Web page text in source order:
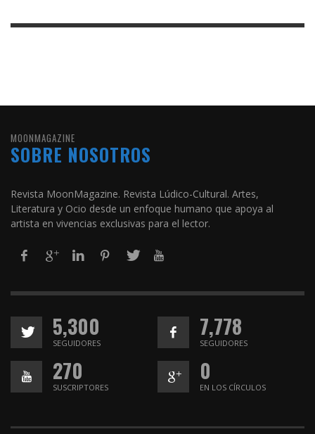
MOONMAGAZINE
SOBRE NOSOTROS
Revista MoonMagazine. Revista Lúdico-Cultural. Artes,
Literatura y Ocio desde un enfoque humano que apoya al
artista en vivencias exclusivas para el lector.
5,300
SEGUIDORES
7,778
SEGUIDORES
270
SUSCRIPTORES
0
EN LOS CÍRCULOS